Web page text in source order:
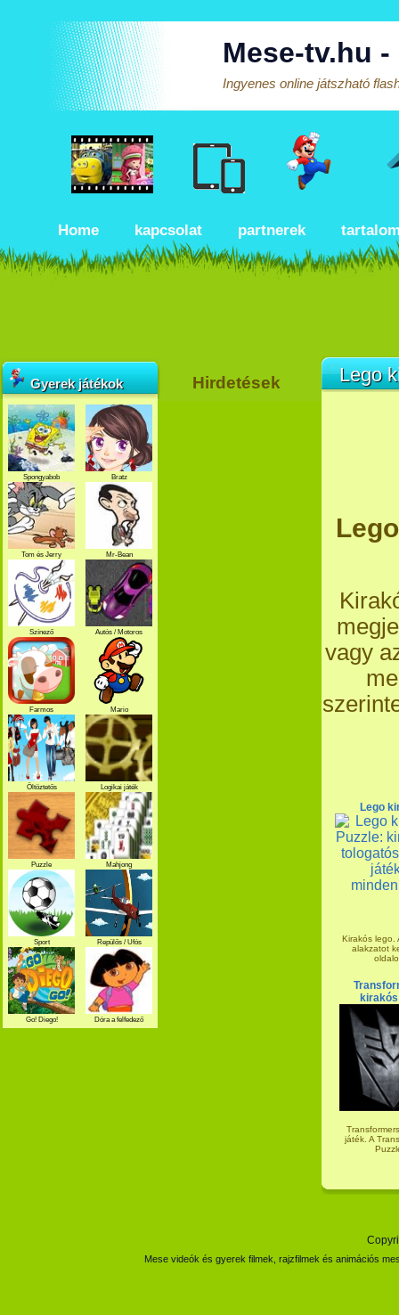
Mese-tv.hu
Ingyenes online játszható
Home kapcsolat partnerek
Lego
vagy
Lego
Kirakós lego.
alakzatot
játék. A
Gyerek játékok
Spongyabob Bratz
Tom és Jerry Mr-Bean
Színező Autós / Motoros
Farmos Mario
Öltöztetős Logikai játék
Puzzle Mahjong
Sport Repülős / Ufós
Go! Diego! Dóra a felfedező
Hirdetések
Mese videók és gyerek filmek, rajzfilmek és animációs